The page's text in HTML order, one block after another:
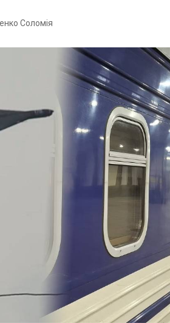
Соломія